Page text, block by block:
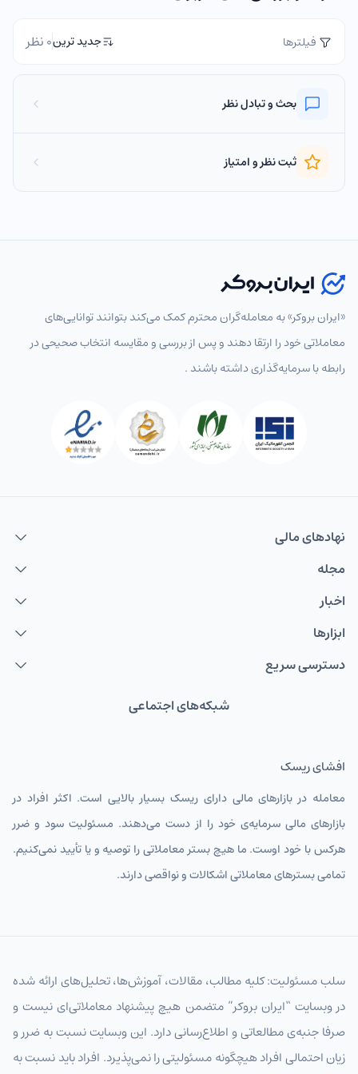
فیلترها جدید ترین0 نظر
بحث و تبادل نظر
ثبت نظر و امتیاز
«ایران بروکر» به معامله‌گران محترم کمک می‌کند بتوانند توانایی‌های
معاملاتی خود را ارتقا دهند و پس از بررسی و مقایسه انتخاب‌ صحیحی در
رابطه با سرمایه‌گذاری داشته باشند .
نهاد‌های مالی
مجله
اخبار
ابزارها
دسترسی سریع
شبکه‌های اجتماعی
افشای ریسک
معامله در بازارهای مالی دارای ریسک بسیار بالایی است. اکثر افراد در
بازارهای مالی سرمایه‌ی خود را از دست می‌دهند. مسئولیت سود و ضرر
هرکس با خود اوست. ما هیچ بستر معاملاتی را توصیه و یا تأیید نمی‌کنیم.
تمامی بسترهای معاملاتی اشکالات و نواقصی دارند.
سلب مسئولیت: کلیه مطالب، مقالات، آموزش‌ها، تحلیل‌های ارائه شده
در وبسایت “ایران بروکر” متضمن هیچ پیشنهاد معاملاتی‌ای نیست و
صرفا جنبه‌ی مطالعاتی و اطلاع‌رسانی دارد. این وبسایت نسبت به ضرر و
زیان احتمالی افراد هیچگونه مسئولیتی را نمی‌پذیرد. افراد باید نسبت به